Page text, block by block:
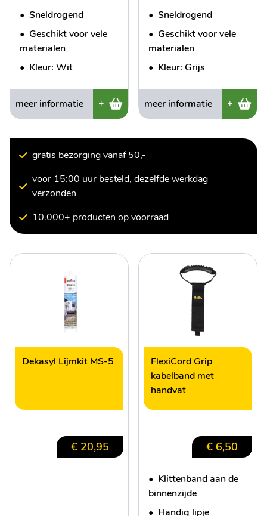
• Sneldrogend
• Geschikt voor vele
materialen
• Kleur: Wit
meer informatie +
• Sneldrogend
• Geschikt voor vele
materialen
• Kleur: Grijs
meer informatie +
gratis bezorging vanaf 50,-
voor 15:00 uur besteld, dezelfde werkdag
verzonden
10.000+ producten op voorraad
Dekasyl Lijmkit MS-5
€ 20,95
FlexiCord Grip
kabelband met
handvat
€ 6,50
• Klittenband aan de
binnenzijde
• Handig lipje